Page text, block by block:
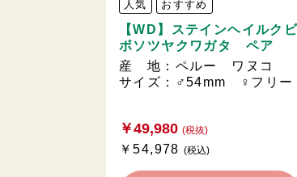
人気 おすすめ
【WD】ステインヘイルクビ
ボソツヤクワガタ ペア
産 地：ペルー ワヌコ
サイズ：♂54mm ♀フリー
￥49,980 (税抜)
￥54,978(税込)